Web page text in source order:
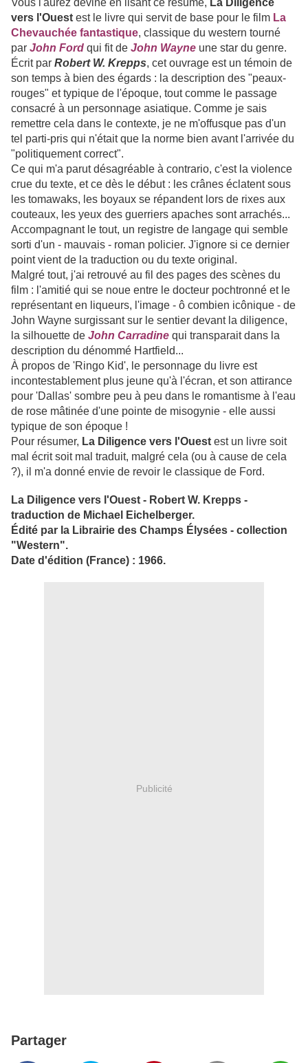
Vous l'aurez deviné en lisant ce résumé, La Diligence
vers l'Ouest est le livre qui servit de base pour le film La
Chevauchée fantastique, classique du western tourné
par John Ford qui fit de John Wayne une star du genre.
Écrit par Robert W. Krepps, cet ouvrage est un témoin de
son temps à bien des égards : la description des "peaux-
rouges" et typique de l'époque, tout comme le passage
consacré à un personnage asiatique. Comme je sais
remettre cela dans le contexte, je ne m'offusque pas d'un
tel parti-pris qui n'était que la norme bien avant l'arrivée du
"politiquement correct".
Ce qui m'a parut désagréable à contrario, c'est la violence
crue du texte, et ce dès le début : les crânes éclatent sous
les tomawaks, les boyaux se répandent lors de rixes aux
couteaux, les yeux des guerriers apaches sont arrachés...
Accompagnant le tout, un registre de langage qui semble
sorti d'un - mauvais - roman policier. J'ignore si ce dernier
point vient de la traduction ou du texte original.
Malgré tout, j'ai retrouvé au fil des pages des scènes du
film : l'amitié qui se noue entre le docteur pochtronné et le
représentant en liqueurs, l'image - ô combien icônique - de
John Wayne surgissant sur le sentier devant la diligence,
la silhouette de John Carradine qui transparait dans la
description du dénommé Hartfield...
À propos de 'Ringo Kid', le personnage du livre est
incontestablement plus jeune qu'à l'écran, et son attirance
pour 'Dallas' sombre peu à peu dans le romantisme à l'eau
de rose mâtinée d'une pointe de misogynie - elle aussi
typique de son époque !
Pour résumer, La Diligence vers l'Ouest est un livre soit
mal écrit soit mal traduit, malgré cela (ou à cause de cela
?), il m'a donné envie de revoir le classique de Ford.
La Diligence vers l'Ouest - Robert W. Krepps -
traduction de Michael Eichelberger.
Édité par la Librairie des Champs Élysées - collection
"Western".
Date d'édition (France) : 1966.
Publicité
Partager